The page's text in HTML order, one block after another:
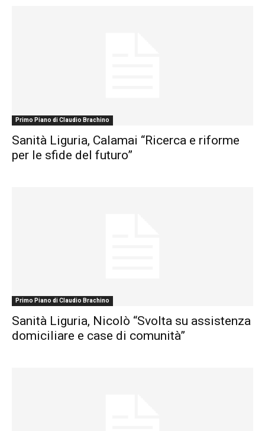
Primo Piano di Claudio Brachino
Sanità Liguria, Calamai “Ricerca e riforme
per le sfide del futuro”
Primo Piano di Claudio Brachino
Sanità Liguria, Nicolò “Svolta su assistenza
domiciliare e case di comunità”